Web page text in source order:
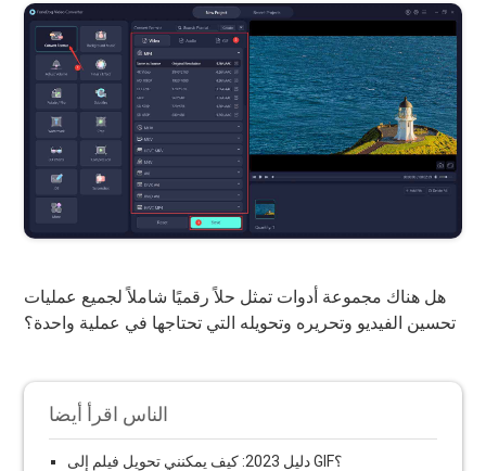
هل هناك مجموعة أدوات تمثل حلاً رقميًا شاملاً لجميع عمليات
تحسين الفيديو وتحريره وتحويله التي تحتاجها في عملية واحدة؟
الناس اقرأ أيضا
دليل 2023: كيف يمكنني تحويل فيلم إلى GIF؟